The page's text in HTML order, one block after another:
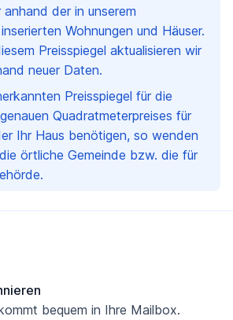
der in unserem
Wohnungen und Häuser.
Preisspiegel aktualisieren wir
neuer Daten.
Preisspiegel für die
Quadratmeterpreises für
Ihr Haus benötigen, so wenden
örtliche Gemeinde bzw. die für
bequem in Ihre Mailbox.